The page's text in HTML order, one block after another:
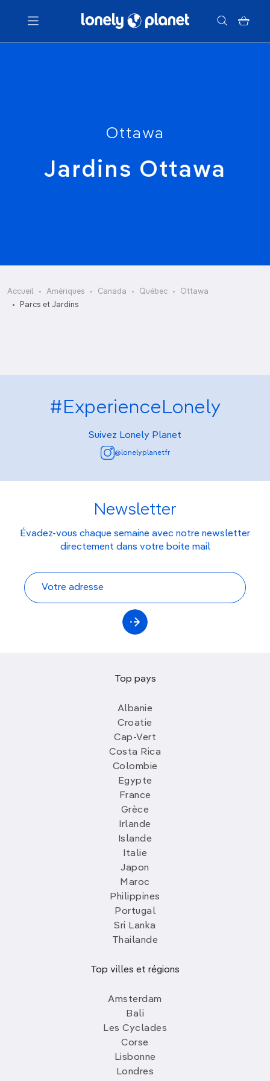
Menu
Ottawa
Jardins Ottawa
Accueil Amériques Canada Québec
Ottawa
Parcs et Jardins
#ExperienceLonely
Suivez Lonely Planet
@lonelyplanetfr
Newsletter
Évadez-vous chaque semaine avec notre newsletter
directement dans votre boite mail
Top pays
Albanie
Croatie
Cap-Vert
Costa Rica
Colombie
Egypte
France
Grèce
Irlande
Islande
Italie
Japon
Maroc
Philippines
Portugal
Sri Lanka
Thailande
Top villes et régions
Amsterdam
Bali
Les Cyclades
Corse
Lisbonne
Londres